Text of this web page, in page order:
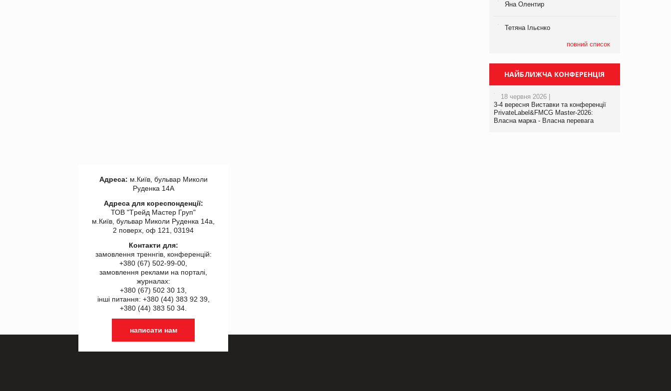
Яна Олентир
Тетяна Ільєнко
повний список
НАЙБЛИЖЧА КОНФЕРЕНЦІЯ
18 червня 2026 |
3-4 вересня Виставки та конференції
PrivateLabel&FMCG Master-2026:
Власна марка - Власна перевага
Адреса: м.Київ, бульвар Миколи
Руденка 14А
Адреса для кореспонденції:
ТОВ "Tрейд Мастер Груп"
м.Київ, бульвар Миколи Руденка 14а,
2 поверх, оф 121, 03194
Контакти для:
замовлення треннгів, конференцій:
+380 (67) 502-99-00,
замовлення реклами на порталі,
журналах:
+380 (67) 502 30 13,
інші питання: +380 (44) 383 92 39,
+380 (44) 383 50 34.
написати нам